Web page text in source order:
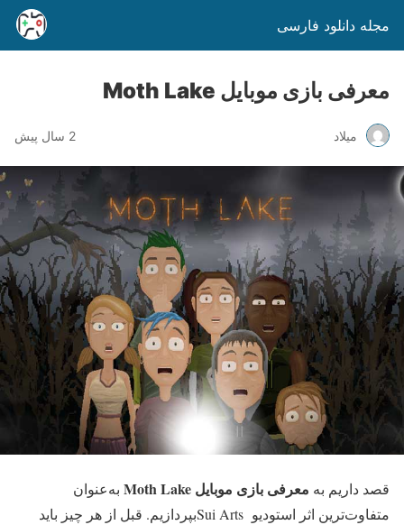
مجله دانلود فارسی
معرفی بازی موبایل Moth Lake
میلاد 2 سال پیش
قصد داریم به معرفی بازی موبایل Moth Lake به‌عنوان
متفاوت‌ترین اثر استودیو Sui Artsبپردازیم. قبل از هر چیز باید